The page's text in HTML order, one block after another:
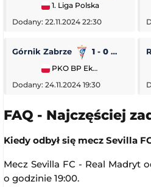
1. Liga Polska
Dodany: 22.11.2024 22:30
Górnik Zabrze 1 - 0
PKO BP Ekstraklasa
Dodany: 24.11.2024 19:30
FAQ - Najczęściej
Kiedy odbył się mecz Sevilla
Mecz Sevilla FC - Real Madryt
o godzinie 19:00.